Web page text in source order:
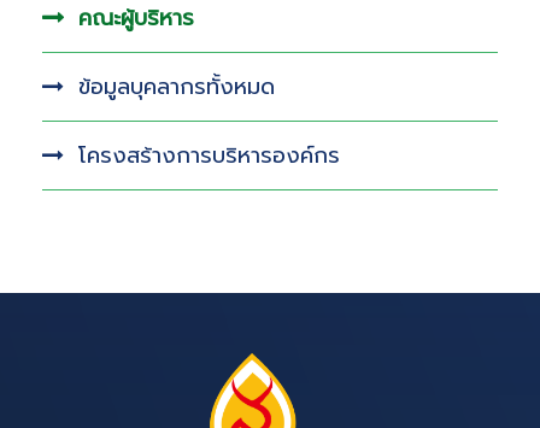
คณะผู้บริหาร
ข้อมูลบุคลากรทั้งหมด
โครงสร้างการบริหารองค์กร